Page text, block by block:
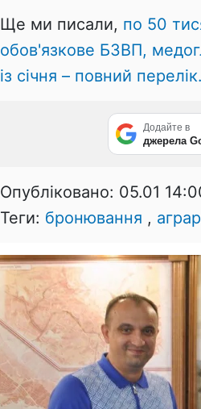
Ще ми писали, по 50
обов'язкове БЗВП,
із січня – повний перелік.
Додайте в
джерела
Опубліковано: 05.01
Теги: бронювання ,